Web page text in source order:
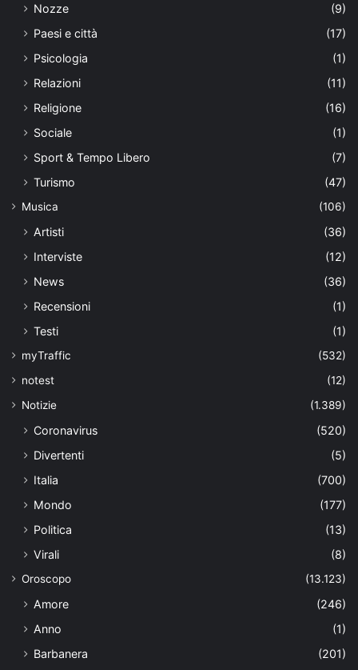
Nozze
(9)
Paesi e città
(17)
Psicologia
(1)
Relazioni
(11)
Religione
(16)
Sociale
(1)
Sport & Tempo Libero
(7)
Turismo
(47)
Musica (106)
Artisti
(36)
Interviste
(12)
News
(36)
Recensioni
(1)
Testi
(1)
myTraffic
(532)
notest
(12)
Notizie
(1.389)
Coronavirus
(520)
Divertenti
(5)
Italia
(700)
Mondo
(177)
Politica
(13)
Virali
(8)
Oroscopo (13.123)
Amore
(246)
Anno
(1)
Barbanera
(201)